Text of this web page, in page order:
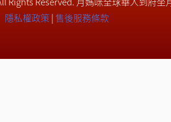
隱私權政策|售後服務條款